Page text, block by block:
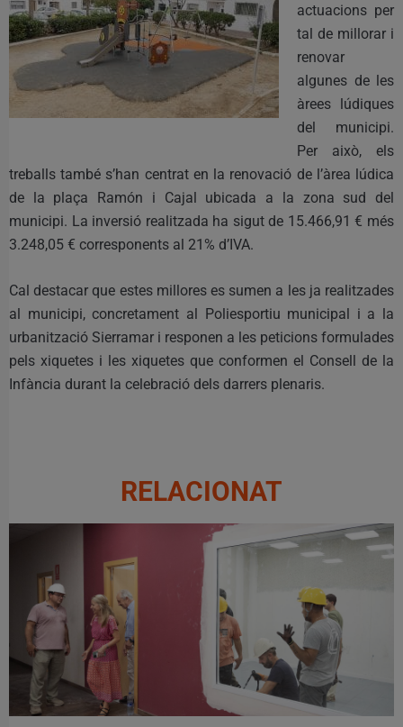
actuacions per
tal de millorar i
renovar
algunes de les
àrees lúdiques
del municipi.
Per això, els
treballs també s’han centrat en la renovació de l’àrea lúdica
de la plaça Ramón i Cajal ubicada a la zona sud del
municipi. La inversió realitzada ha sigut de 15.466,91 € més
3.248,05 € corresponents al 21% d’IVA.
Cal destacar que estes millores es sumen a les ja realitzades
al municipi, concretament al Poliesportiu municipal i a la
urbanització Sierramar i responen a les peticions formulades
pels xiquetes i les xiquetes que conformen el Consell de la
Infància durant la celebració dels darrers plenaris.
RELACIONAT